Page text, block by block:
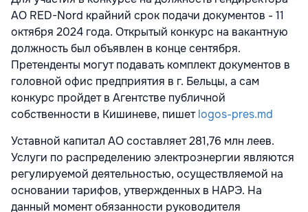
АО RED-Nord крайний срок подачи документов - 11
октября 2024 года. Открытый конкурс на вакантную
должность был объявлен в конце сентября.
Претенденты могут подавать комплект документов в
головной офис предприятия в г. Бельцы, а сам
конкурс пройдет в Агентстве публичной
собственности в Кишиневе, пишетlogos-pres.md
Уставной капитал АО составляет 281,76 млн леев.
Услуги по распределению электроэнергии являются
регулируемой деятельностью, осуществляемой на
основании тарифов, утвержденных в НАРЭ. На
данный момент обязанности руководителя